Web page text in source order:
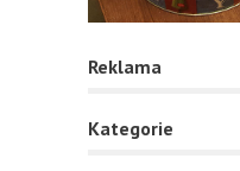
Reklama
Kategorie